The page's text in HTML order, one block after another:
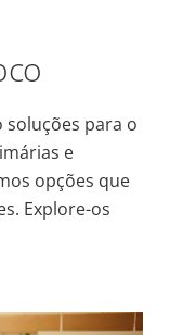
soluções para o
e
opções que
Explore-os